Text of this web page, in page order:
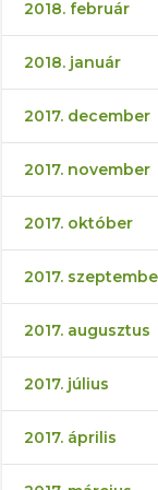
2018. február
2018. január
2017. december
2017. november
2017. október
2017.
2017. augusztus
2017. július
2017. április